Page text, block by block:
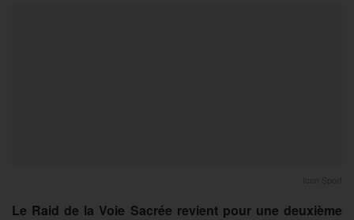
Le Raid de la Voie Sacrée revient pour une deuxième